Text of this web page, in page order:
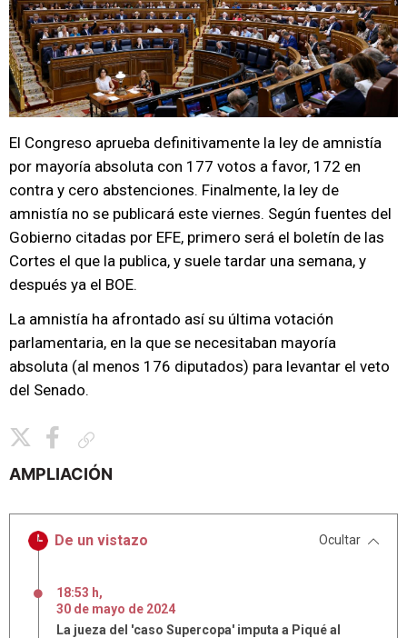
El Congreso aprueba definitivamente la ley de amnistía
por mayoría absoluta con 177 votos a favor, 172 en
contra y cero abstenciones. Finalmente, la ley de
amnistía no se publicará este viernes. Según fuentes del
Gobierno citadas por EFE, primero será el boletín de las
Cortes el que la publica, y suele tardar una semana, y
después ya el BOE.
La amnistía ha afrontado así su última votación
parlamentaria, en la que se necesitaban mayoría
absoluta (al menos 176 diputados) para levantar el veto
del Senado.
AMPLIACIÓN
De un vistazo Ocultar
18:53 h,
30 de mayo de 2024
La jueza del 'caso Supercopa' imputa a Piqué al